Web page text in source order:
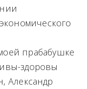
прабабушке
здоровы
Александр